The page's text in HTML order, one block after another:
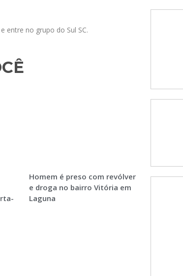
e entre no grupo do Sul SC.
Homem é preso com revólver
e droga no bairro Vitória em
Laguna